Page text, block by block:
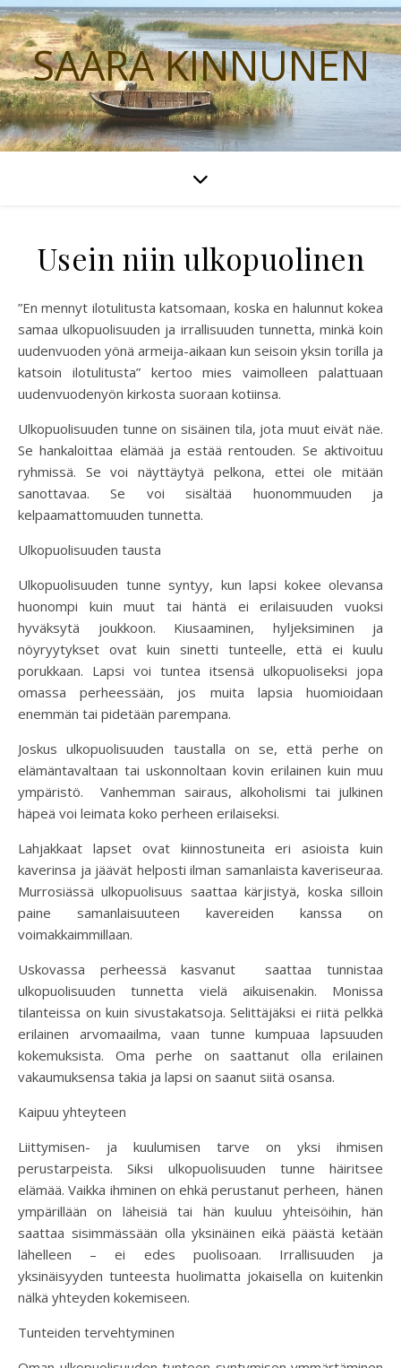
SAARA KINNUNEN
Usein niin ulkopuolinen
”En mennyt ilotulitusta katsomaan, koska en halunnut kokea
samaa ulkopuolisuuden ja irrallisuuden tunnetta, minkä koin
uudenvuoden yönä armeija-aikaan kun seisoin yksin torilla ja
katsoin ilotulitusta” kertoo mies vaimolleen palattuaan
uudenvuodenyön kirkosta suoraan kotiinsa.
Ulkopuolisuuden tunne on sisäinen tila, jota muut eivät näe.
Se hankaloittaa elämää ja estää rentouden. Se aktivoituu
ryhmissä. Se voi näyttäytyä pelkona, ettei ole mitään
sanottavaa. Se voi sisältää huonommuuden ja
kelpaamattomuuden tunnetta.
Ulkopuolisuuden tausta
Ulkopuolisuuden tunne syntyy, kun lapsi kokee olevansa
huonompi kuin muut tai häntä ei erilaisuuden vuoksi
hyväksytä joukkoon. Kiusaaminen, hyljeksiminen ja
nöyryytykset ovat kuin sinetti tunteelle, että ei kuulu
porukkaan. Lapsi voi tuntea itsensä ulkopuoliseksi jopa
omassa perheessään, jos muita lapsia huomioidaan
enemmän tai pidetään parempana.
Joskus ulkopuolisuuden taustalla on se, että perhe on
elämäntavaltaan tai uskonnoltaan kovin erilainen kuin muu
ympäristö. Vanhemman sairaus, alkoholismi tai julkinen
häpeä voi leimata koko perheen erilaiseksi.
Lahjakkaat lapset ovat kiinnostuneita eri asioista kuin
kaverinsa ja jäävät helposti ilman samanlaista kaveriseuraa.
Murrosiässä ulkopuolisuus saattaa kärjistyä, koska silloin
paine samanlaisuuteen kavereiden kanssa on
voimakkaimmillaan.
Uskovassa perheessä kasvanut saattaa tunnistaa
ulkopuolisuuden tunnetta vielä aikuisenakin. Monissa
tilanteissa on kuin sivustakatsoja. Selittäjäksi ei riitä pelkkä
erilainen arvomaailma, vaan tunne kumpuaa lapsuuden
kokemuksista. Oma perhe on saattanut olla erilainen
vakaumuksensa takia ja lapsi on saanut siitä osansa.
Kaipuu yhteyteen
Liittymisen- ja kuulumisen tarve on yksi ihmisen
perustarpeista. Siksi ulkopuolisuuden tunne häiritsee
elämää. Vaikka ihminen on ehkä perustanut perheen, hänen
ympärillään on läheisiä tai hän kuuluu yhteisöihin, hän
saattaa sisimmässään olla yksinäinen eikä päästä ketään
lähelleen – ei edes puolisoaan. Irrallisuuden ja
yksinäisyyden tunteesta huolimatta jokaisella on kuitenkin
nälkä yhteyden kokemiseen.
Tunteiden tervehtyminen